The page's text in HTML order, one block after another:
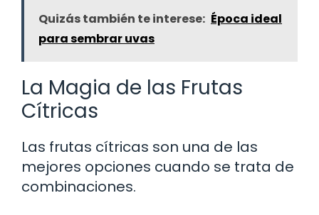
Quizás también te interese: Época ideal
para sembrar uvas
La Magia de las Frutas
Cítricas
Las frutas cítricas son una de las
mejores opciones cuando se trata de
combinaciones.